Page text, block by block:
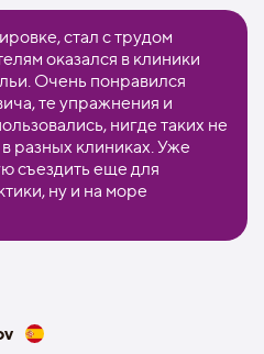
стал с трудом
оказался в клиники
Очень понравился
те упражнения и
нигде таких не
разных клиниках. Уже
съездить еще для
ну и на море